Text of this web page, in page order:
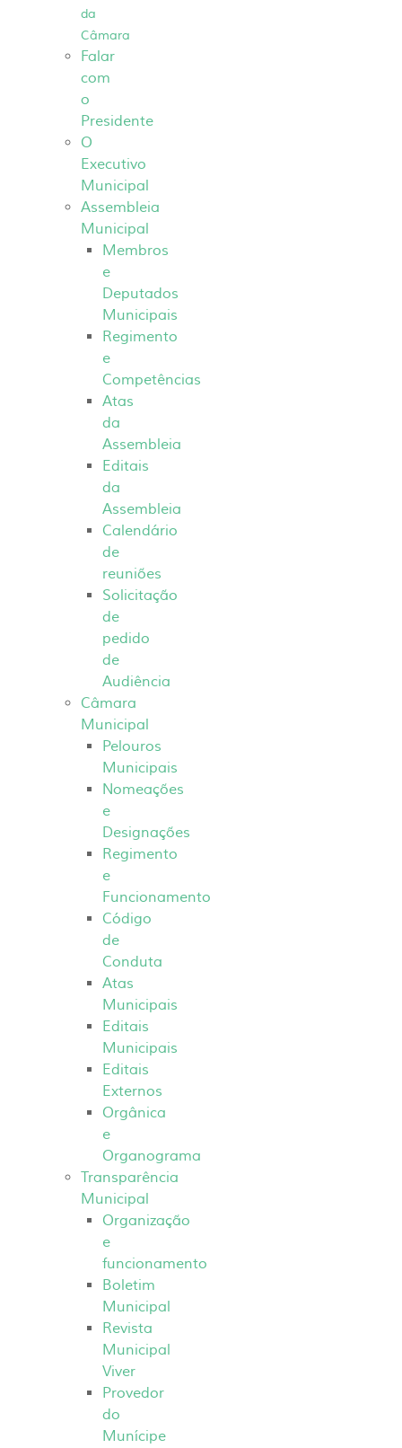
da
Câmara
Falar
com
o
Presidente
O
Executivo
Municipal
Assembleia
Municipal
Membros
e
Deputados
Municipais
Regimento
e
Competências
Atas
da
Assembleia
Editais
da
Assembleia
Calendário
de
reuniões
Solicitação
de
pedido
de
Audiência
Câmara
Municipal
Pelouros
Municipais
Nomeações
e
Designações
Regimento
e
Funcionamento
Código
de
Conduta
Atas
Municipais
Editais
Municipais
Editais
Externos
Orgânica
e
Organograma
Transparência
Municipal
Organização
e
funcionamento
Boletim
Municipal
Revista
Municipal
Viver
Provedor
do
Munícipe